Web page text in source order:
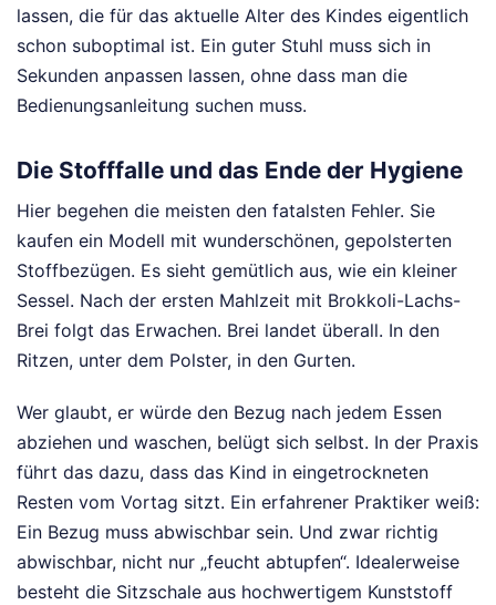
lassen, die für das aktuelle Alter des Kindes eigentlich
schon suboptimal ist. Ein guter Stuhl muss sich in
Sekunden anpassen lassen, ohne dass man die
Bedienungsanleitung suchen muss.
Die Stofffalle und das Ende der Hygiene
Hier begehen die meisten den fatalsten Fehler. Sie
kaufen ein Modell mit wunderschönen, gepolsterten
Stoffbezügen. Es sieht gemütlich aus, wie ein kleiner
Sessel. Nach der ersten Mahlzeit mit Brokkoli-Lachs-
Brei folgt das Erwachen. Brei landet überall. In den
Ritzen, unter dem Polster, in den Gurten.
Wer glaubt, er würde den Bezug nach jedem Essen
abziehen und waschen, belügt sich selbst. In der Praxis
führt das dazu, dass das Kind in eingetrockneten
Resten vom Vortag sitzt. Ein erfahrener Praktiker weiß:
Ein Bezug muss abwischbar sein. Und zwar richtig
abwischbar, nicht nur „feucht abtupfen“. Idealerweise
besteht die Sitzschale aus hochwertigem Kunststoff